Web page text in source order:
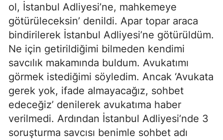
ol, İstanbul Adliyesi’ne, mahkemeye
götürüleceksin’ denildi. Apar topar araca
bindirilerek İstanbul Adliyesi’ne götürüldüm.
Ne için getirildiğimi bilmeden kendimi
savcılık makamında buldum. Avukatımı
görmek istediğimi söyledim. Ancak ‘Avukata
gerek yok, ifade almayacağız, sohbet
edeceğiz’ denilerek avukatıma haber
verilmedi. Ardından İstanbul Adliyesi’nde 3
soruşturma savcısı benimle sohbet adı